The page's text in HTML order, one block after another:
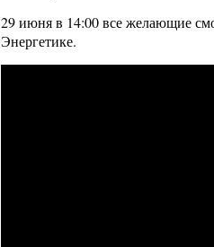
29 июня в 14:00 все желающие
Энергетике.